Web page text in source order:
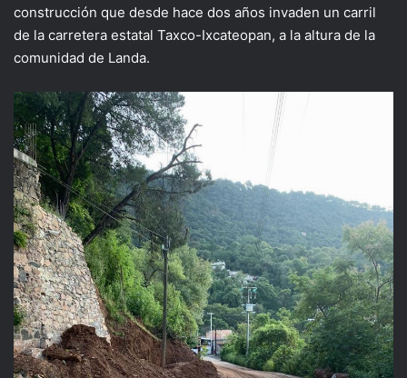
construcción que desde hace dos años invaden un carril
de la carretera estatal Taxco-Ixcateopan, a la altura de la
comunidad de Landa.